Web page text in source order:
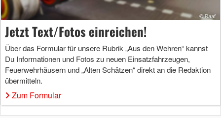
Jetzt Text/Fotos einreichen!
Über das Formular für unsere Rubrik „Aus den Wehren“ kannst
Du Informationen und Fotos zu neuen Einsatzfahrzeugen,
Feuerwehrhäusern und „Alten Schätzen“ direkt an die Redaktion
übermitteln.
Zum Formular